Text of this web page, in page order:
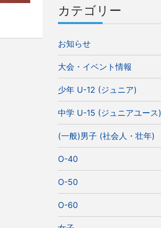
カテゴリー
お知らせ
大会・イベント情報
少年 U-12 (ジュニア)
中学 U-15 (ジュニアユース)
(一般)男子 (社会人・壮年)
O-40
O-50
O-60